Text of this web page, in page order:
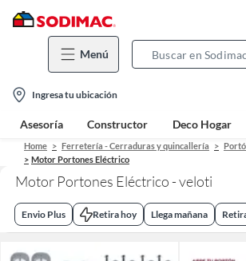
Menú
location-
icon
Ingresa tu ubicación
Asesoría Constructor Deco Hogar
Home Ferretería - Cerraduras y quincallería
Motor Portones Eléctrico
Motor Portones Eléctrico - veloti
Envio Plus Retira hoy Llega mañana